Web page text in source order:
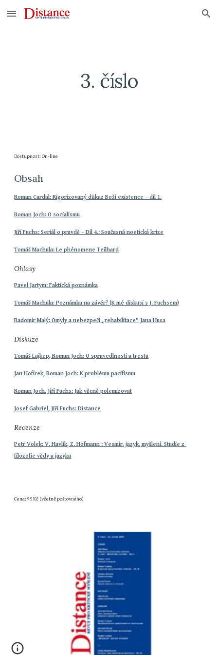
Skip to main content Skip to navigation
3. číslo
Dostupnost: On-line
Obsah
Roman Cardal: Rigorizovaný důkaz Boží existence – díl 1.
Roman Joch: O socialismu
Jiří Fuchs: Seriál o pravdě – Díl 4.: Současná noetická krize
Tomáš Machula: Le phénomene Teilhard
Ohlasy
Pavel Jartym: Faktická poznámka
Tomáš Machula: Poznámka na závěr? (K mé diskusi s J. Fuchsem)
Radomír Malý: Omyly a nebezpečí „rehabilitace" Jana Husa
Diskuze
Tomáš Lajkep, Roman Joch: O spravedlnosti a trestu
Jan Hofírek, Roman Joch: K problému pacifismu
Roman Joch, Jiří Fuchs: Jak věcně polemizovat
Josef Gabriel, Jiří Fuchs: Distance
Recenze
Petr Volek: V. Havlík, Z. Hofmann : Vesmír, jazyk, myšlení. Studie z
filozofie vědy a jazyka
Cena: 95 Kč (včetně poštovného)